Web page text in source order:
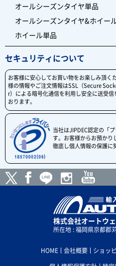
オールシーズンタイヤ単品
オールシーズンタイヤ&ホイー
ホイール単品
セキュリティについて
お客様に安心してお買い物をお楽しみ頂く
様の情報やご注文情報はSSL（Secure
r）による暗号化通信を利用し安全に送受信
おります。
当社はJIPDEC認定の「
す。お客様からお預かり
徹底し個人情報の保護に
株式会社オートウ
所在地 : 福岡県京都郡
HOME 会社概要 ショッ